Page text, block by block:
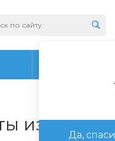
из ППУ
Да,